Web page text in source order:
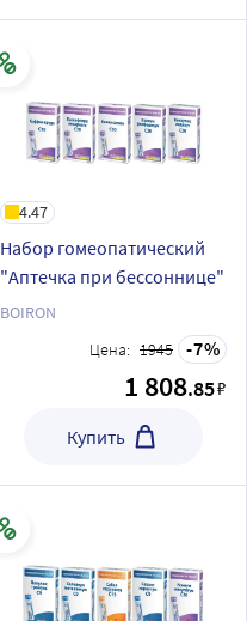
4.47
Набор гомеопатический
"Аптечка при бессоннице"
BOIRON
Цена: 1945 7
1 808.85₽
Купить